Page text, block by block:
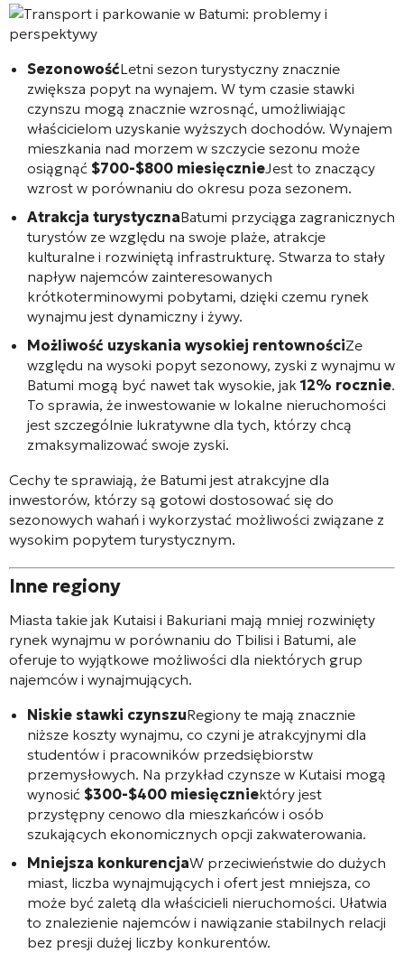
SezonowośćLetni sezon turystyczny znacznie
zwiększa popyt na wynajem. W tym czasie stawki
czynszu mogą znacznie wzrosnąć, umożliwiając
właścicielom uzyskanie wyższych dochodów. Wynajem
mieszkania nad morzem w szczycie sezonu może
osiągnąć $700-$800 miesięcznieJest to znaczący
wzrost w porównaniu do okresu poza sezonem.
Atrakcja turystycznaBatumi przyciąga zagranicznych
turystów ze względu na swoje plaże, atrakcje
kulturalne i rozwiniętą infrastrukturę. Stwarza to stały
napływ najemców zainteresowanych
krótkoterminowymi pobytami, dzięki czemu rynek
wynajmu jest dynamiczny i żywy.
Możliwość uzyskania wysokiej rentownościZe
względu na wysoki popyt sezonowy, zyski z wynajmu w
Batumi mogą być nawet tak wysokie, jak 12% rocznie.
To sprawia, że inwestowanie w lokalne nieruchomości
jest szczególnie lukratywne dla tych, którzy chcą
zmaksymalizować swoje zyski.
Cechy te sprawiają, że Batumi jest atrakcyjne dla
inwestorów, którzy są gotowi dostosować się do
sezonowych wahań i wykorzystać możliwości związane z
wysokim popytem turystycznym.
Inne regiony
Miasta takie jak Kutaisi i Bakuriani mają mniej rozwinięty
rynek wynajmu w porównaniu do Tbilisi i Batumi, ale
oferuje to wyjątkowe możliwości dla niektórych grup
najemców i wynajmujących.
Niskie stawki czynszuRegiony te mają znacznie
niższe koszty wynajmu, co czyni je atrakcyjnymi dla
studentów i pracowników przedsiębiorstw
przemysłowych. Na przykład czynsze w Kutaisi mogą
wynosić $300-$400 miesięczniektóry jest
przystępny cenowo dla mieszkańców i osób
szukających ekonomicznych opcji zakwaterowania.
Mniejsza konkurencjaW przeciwieństwie do dużych
miast, liczba wynajmujących i ofert jest mniejsza, co
może być zaletą dla właścicieli nieruchomości. Ułatwia
to znalezienie najemców i nawiązanie stabilnych relacji
bez presji dużej liczby konkurentów.